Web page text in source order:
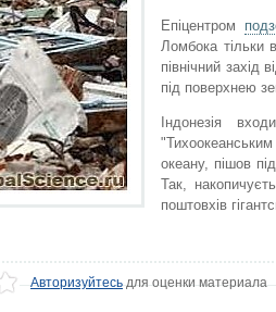
Епіцентром
Ломбока тільки
північний захід
під поверхнею
Індонезія
океану, пішов
Так,
поштовхів
Авторизуйтесьдля оценки материала